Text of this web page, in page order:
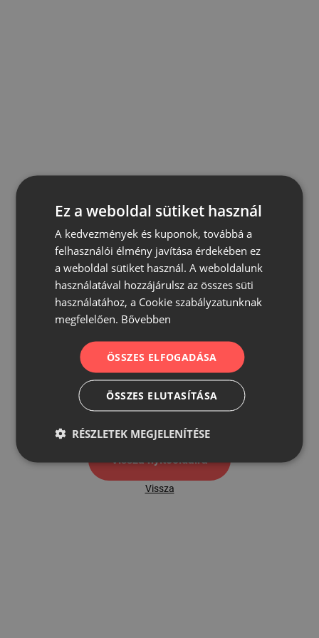
500
Vissza nyítóoldalra
Vissza
Ez a weboldal sütiket használ
A kedvezmények és kuponok, továbbá a
felhasználói élmény javítása érdekében ez
a weboldal sütiket használ. A weboldalunk
használatával hozzájárulsz az összes süti
használatához, a Cookie szabályzatunknak
megfelelően. Bővebben
ÖSSZES ELFOGADÁSA
ÖSSZES ELUTASÍTÁSA
RÉSZLETEK MEGJELENÍTÉSE